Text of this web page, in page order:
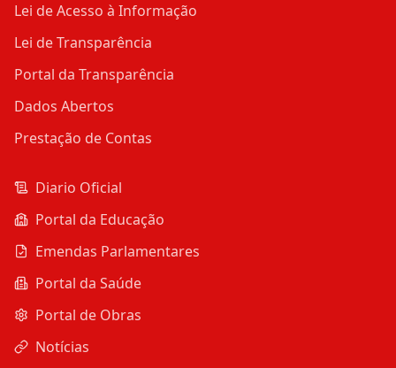
Lei de Acesso à Informação
Lei de Transparência
Portal da Transparência
Dados Abertos
Prestação de Contas
Diario Oficial
Portal da Educação
Emendas Parlamentares
Portal da Saúde
Portal de Obras
Notícias